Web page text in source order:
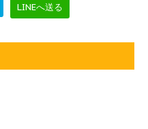
LINEへ送る